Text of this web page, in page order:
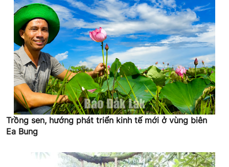
Trồng sen, hướng phát triển kinh tế mới ở vùng biên
Ea Bung